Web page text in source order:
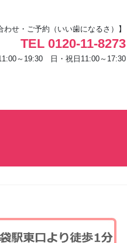
わせ・ご予約（いい歯になるさ）】
TEL 0120-11-8273
～19:30 日・祝日11:00～17:30